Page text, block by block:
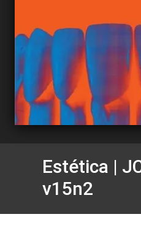
Estética |
v15n2